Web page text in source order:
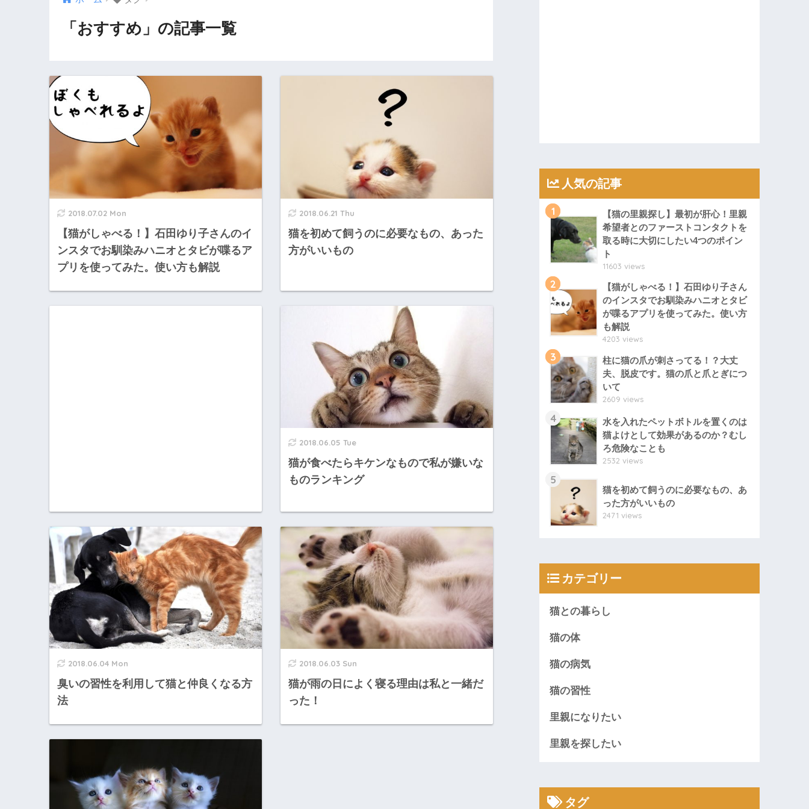
「おすすめ」の記事一覧
2018.07.02 Mon
【猫がしゃべる！】石田ゆり子さんのイ
ンスタでお馴染みハニオとタビが喋るア
プリを使ってみた。使い方も解説
2018.06.21 Thu
猫を初めて飼うのに必要なもの、あった
方がいいもの
2018.06.05 Tue
猫が食べたらキケンなもので私が嫌いな
ものランキング
2018.06.04 Mon
臭いの習性を利用して猫と仲良くなる方
法
2018.06.03 Sun
猫が雨の日によく寝る理由は私と一緒だ
った！
人気の記事
1
【猫の里親探し】最初が肝心！里親
希望者とのファーストコンタクトを
取る時に大切にしたい4つのポイン
ト
11603 views
2
【猫がしゃべる！】石田ゆり子さん
のインスタでお馴染みハニオとタビ
が喋るアプリを使ってみた。使い方
も解説
4203 views
3
柱に猫の爪が刺さってる！？大丈
夫、脱皮です。猫の爪と爪とぎにつ
いて
2609 views
4
水を入れたペットボトルを置くのは
猫よけとして効果があるのか？むし
ろ危険なことも
2532 views
5
猫を初めて飼うのに必要なもの、あ
った方がいいもの
2471 views
カテゴリー
猫との暮らし
猫の体
猫の病気
猫の習性
里親になりたい
里親を探したい
タグ